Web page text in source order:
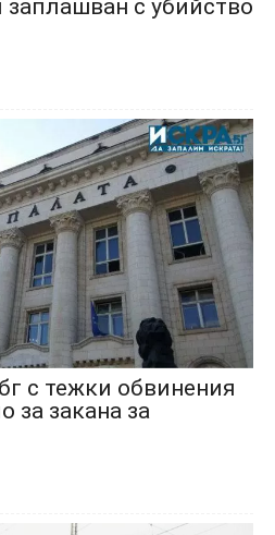
заплашван с убийство
с тежки обвинения
за закана за